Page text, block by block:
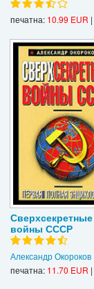
печатна: 10.99 EUR |
Сверхсекретные
войны СССР
Александр Окороков
печатна: 11.70 EUR |